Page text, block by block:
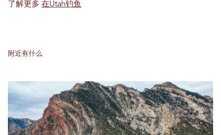
了解更多 在Utah钓鱼
附近有什么